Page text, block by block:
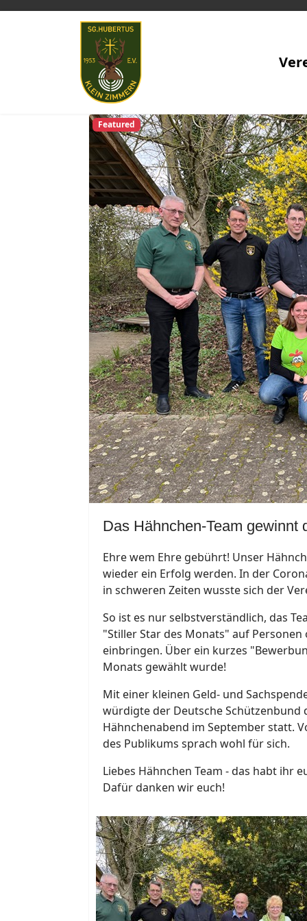
Featured
Das Hähnchen-Team
Ehre wem Ehre gebührt! Unser
wieder ein Erfolg werden. In der
in schweren Zeiten wusste sich der
So ist es nur selbstverständlich, das
"Stiller Star des Monats" auf
einbringen. Über ein kurzes
Monats gewählt wurde!
Mit einer kleinen Geld- und
würdigte der Deutsche Schützenbund
Hähnchenabend im September statt.
des Publikums sprach wohl für sich.
Liebes Hähnchen Team - das habt ihr
Dafür danken wir euch!